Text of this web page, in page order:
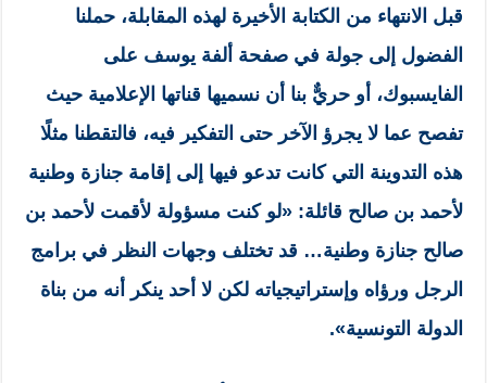
قبل الانتهاء من الكتابة الأخيرة لهذه المقابلة، حملنا
الفضول إلى جولة في صفحة ألفة يوسف على
الفايسبوك، أو حريٌّ بنا أن نسميها قناتها الإعلامية حيث
تفصح عما لا يجرؤ الآخر حتى التفكير فيه، فالتقطنا مثلًا
هذه التدوينة التي كانت تدعو فيها إلى إقامة جنازة وطنية
لأحمد بن صالح قائلة: «لو كنت مسؤولة لأقمت لأحمد بن
صالح جنازة وطنية… قد تختلف وجهات النظر في برامج
الرجل ورؤاه وإستراتيجياته لكن لا أحد ينكر أنه من بناة
الدولة التونسية».